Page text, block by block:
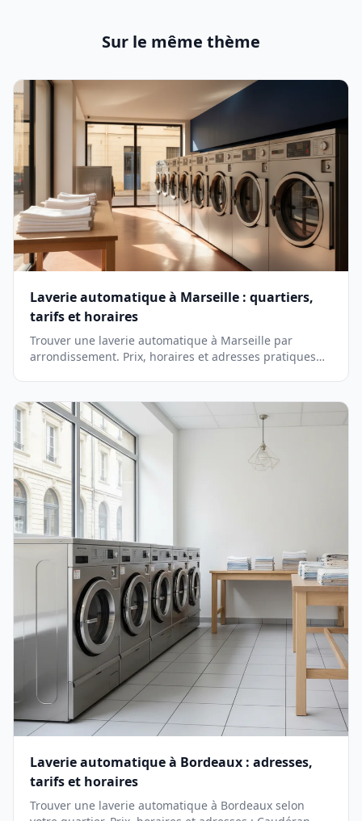
Sur le même thème
Laverie automatique à Marseille : quartiers,
tarifs et horaires
Trouver une laverie automatique à Marseille par
arrondissement. Prix, horaires et adresses pratiques
Laverie automatique à Bordeaux : adresses,
tarifs et horaires
Trouver une laverie automatique à Bordeaux selon